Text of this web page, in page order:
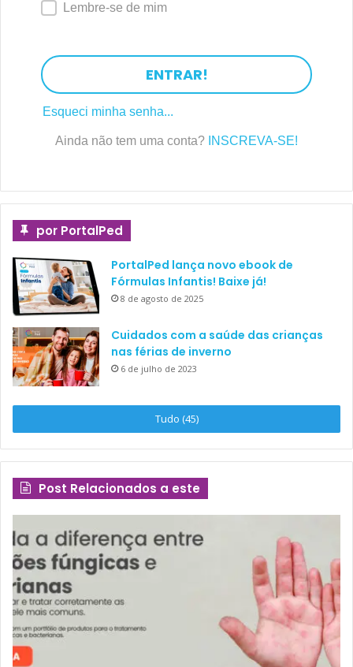
Lembre-se de mim
ENTRAR!
Esqueci minha senha...
Ainda não tem uma conta? INSCREVA-SE!
por PortalPed
PortalPed lança novo ebook de
Fórmulas Infantis! Baixe já!
8 de agosto de 2025
Cuidados com a saúde das crianças
nas férias de inverno
6 de julho de 2023
Tudo (45)
Post Relacionados a este